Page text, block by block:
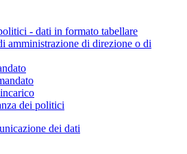
- dati in formato tabellare
amministrazione di direzione o di
dei politici
dei dati